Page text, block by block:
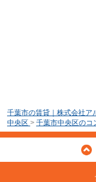
千葉市の賃貸｜株式会社ア
中央区 > 千葉市中央区のコ